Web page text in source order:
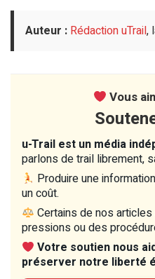
Auteur : Rédaction uTrail,
Vous
u-Trail est un média
parlons de trail librement,
Produire une
un coût.
Certains de nos
pressions ou des
Votre soutien nous
préserver notre liberté